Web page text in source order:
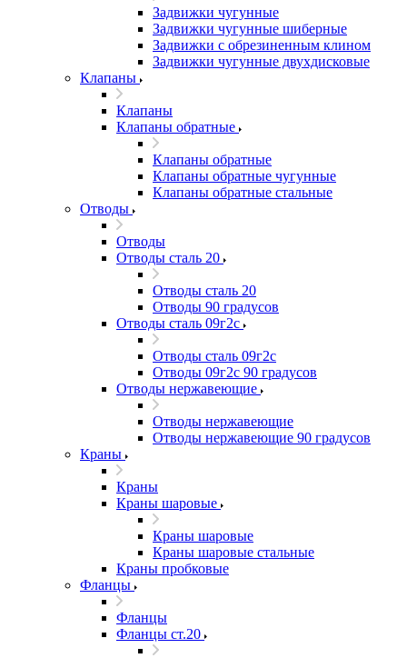
Задвижки чугунные
Задвижки чугунные шиберные
Задвижки с обрезиненным клином
Задвижки чугунные двухдисковые
Клапаны
Клапаны
Клапаны обратные
Клапаны обратные
Клапаны обратные чугунные
Клапаны обратные стальные
Отводы
Отводы
Отводы сталь 20
Отводы сталь 20
Отводы 90 градусов
Отводы сталь 09г2с
Отводы сталь 09г2с
Отводы 09г2с 90 градусов
Отводы нержавеющие
Отводы нержавеющие
Отводы нержавеющие 90 градусов
Краны
Краны
Краны шаровые
Краны шаровые
Краны шаровые стальные
Краны пробковые
Фланцы
Фланцы
Фланцы ст.20